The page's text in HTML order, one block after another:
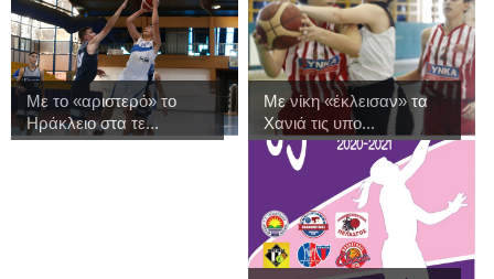
Με το «αριστερό» το
Ηράκλειο στα τε...
Με νίκη «έκλεισαν» τα
Χανιά τις υπο...